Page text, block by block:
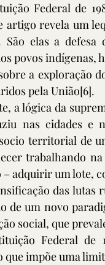
Federal de
artigo revela um
elas a defesa
povos
a exploração
pela União[6].
a lógica da
nas cidades e
territorial de
trabalhando
adquirir um lote,
das
de um novo
social, que
Federal
impõe uma